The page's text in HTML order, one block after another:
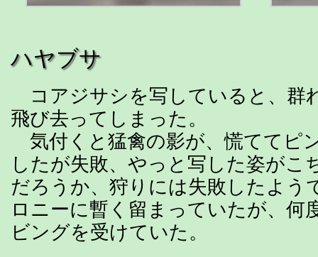
ハヤブサ
コアジサシを写していると、群
飛び去ってしまった。
気付くと猛禽の影が、慌ててピ
したが失敗、やっと写した姿が
だろうか、狩りには失敗したよう
ロニーに暫く留まっていたが、何
ビングを受けていた。